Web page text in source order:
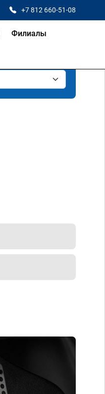
+7 812 660-51-08
Филиалы